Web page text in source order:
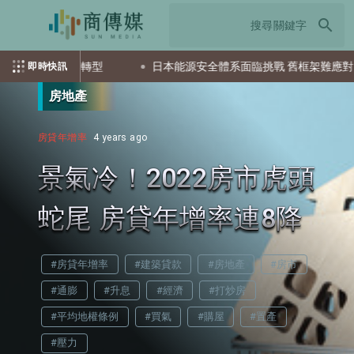
search
即時快訊
行銷轉型 日本能源安全體系面臨挑戰 舊框架難應對「面狀危
房地產
房貸年增率 4 years ago
景氣冷！2022房市虎頭
蛇尾 房貸年增率連8降
#房貸年增率 #建築貸款 #房地產 #房市
#通膨 #升息 #經濟 #打炒房
#平均地權條例 #買氣 #購屋 #置產
#壓力